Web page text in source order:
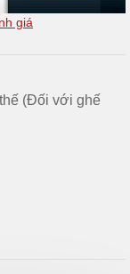
(Đối với ghế
giá